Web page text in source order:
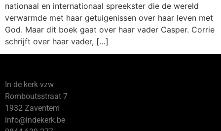
nationaal en internationaal spreekster die de wereld
verwarmde met haar getuigenissen over haar leven met
God. Maar dit boek gaat over haar vader Casper. Corrie
schrijft over haar vader, […]
In de kerk vzw
Romboutsstraat 7
1932 Zaventem
info@indekerk.be